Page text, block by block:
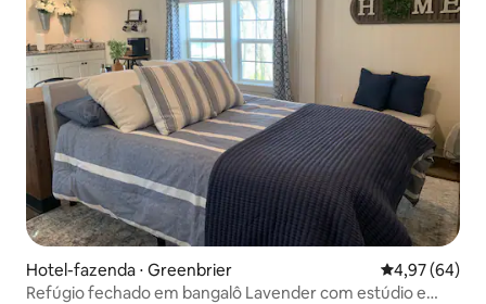
Hotel-fazenda ⋅ Greenbrier 4,97 de uma
4,97 (64)
Refúgio fechado em bangalô Lavender com estúdio e